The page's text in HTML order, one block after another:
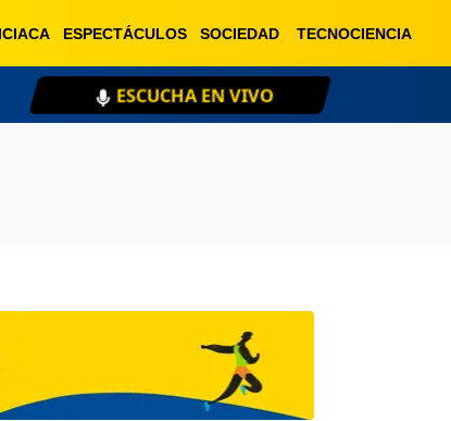
ESPECTÁCULOS SOCIEDAD TECNOCIENCIA
ESCUCHA EN VIVO